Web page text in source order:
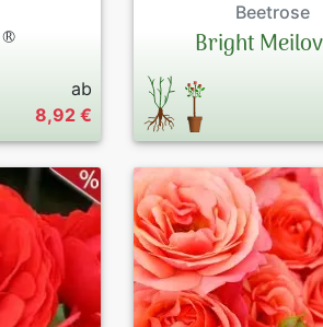
®
ab
8,92 €
Beetrose
Bright